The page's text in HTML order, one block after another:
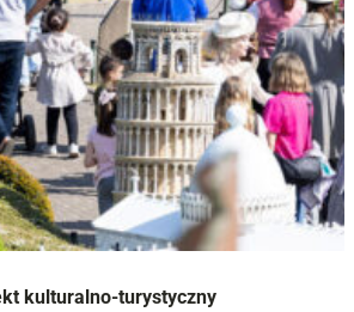
kulturalno-turystyczny